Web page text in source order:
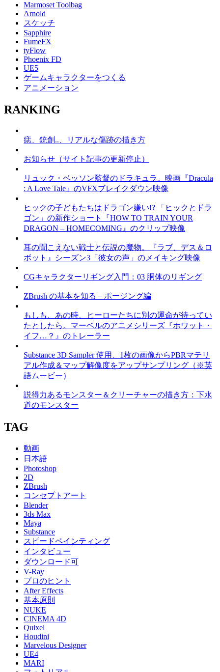
Marmoset Toolbag
Arnold
スケッチ
Sapphire
FumeFX
tyFlow
Phoenix FD
UE5
ゲームキャラクターをつくる
アニメーション
RANKING
痣、銃創..、リアルな傷跡の描き方
お知らせ（サイト記事の更新停止）
リュック・ベッソン監督のドラキュラ。映画『Dracula
: A Love Tale』のVFXブレイクダウン映像
ヒックの子どもたちはドラゴン嫌い!? 「ヒックとドラ
ゴン」の新作ショート『HOW TO TRAIN YOUR
DRAGON – HOMECOMING』のクリップ映像
耳の聞こえない戦士と伝説の魔物。『ラブ、デス＆ロ
ボット』シーズン3「彼女の声」のメイキング映像
CGキャラクターリギング入門：03 胴体のリギング
ZBrush の基本を知る – ポージング編
もしも、あの時、ヒーローたちに別の運命が待ってい
たとしたら。マーベルのアニメシリーズ『ホワット・
イフ…？』のトレーラー
Substance 3D Sampler 使用、1枚の画像からPBRマテリ
アル作成＆マップ解像度をアップサンプリング（※英
語ムービー）
説得力あるモンスター＆クリーチャーの描き方：下水
道のモンスター
TAG
動画
日本語
Photoshop
2D
ZBrush
コンセプトアート
Blender
3ds Max
Maya
Substance
スピードペインティング
インタビュー
ダウンロード可
V-Ray
プロのヒント
After Effects
基本原則
NUKE
CINEMA 4D
Quixel
Houdini
Marvelous Designer
UE4
MARI